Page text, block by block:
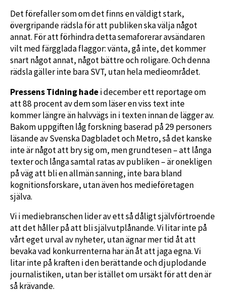
Det förefaller som om det finns en väldigt stark,
övergripande rädsla för att publiken ska välja något
annat. För att förhindra detta semaforerar avsändaren
vilt med färgglada flaggor: vänta, gå inte, det kommer
snart något annat, något bättre och roligare. Och denna
rädsla gäller inte bara SVT, utan hela medieområdet.
Pressens Tidning hadei december ett reportage om
att 88 procent av dem som läser en viss text inte
kommer längre än halvvägs in i texten innan de lägger av.
Bakom uppgiften låg forskning baserad på 29 personers
läsande av Svenska Dagbladet och Metro, så det kanske
inte är något att bry sig om, men grundtesen – att långa
texter och långa samtal ratas av publiken – är onekligen
på väg att bli en allmän sanning, inte bara bland
kognitionsforskare, utan även hos medieföretagen
själva.
Vi i mediebranschen lider av ett så dåligt självförtroende
att det håller på att bli självutplånande. Vi litar inte på
vårt eget urval av nyheter, utan ägnar mer tid åt att
bevaka vad konkurrenterna har än åt att jaga egna. Vi
litar inte på kraften i den berättande och djuplodande
journalistiken, utan ber istället om ursäkt för att den är
så krävande.